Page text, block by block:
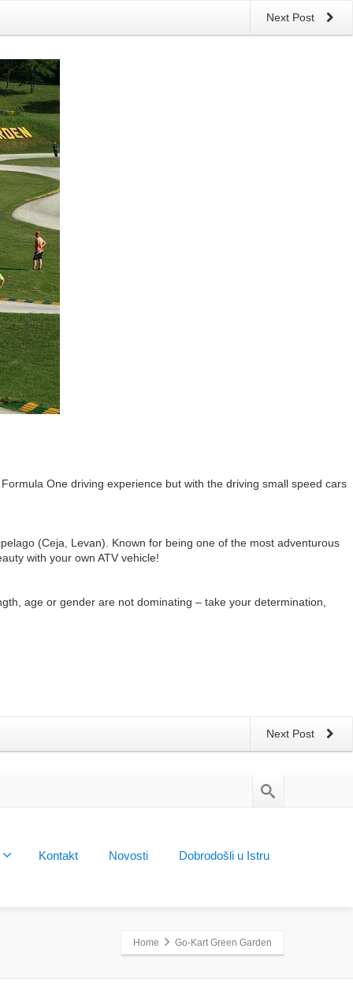
Next Post
One driving experience but with the driving small speed cars
(Ceja, Levan). Known for being one of the most adventurous
with your own ATV vehicle!
age or gender are not dominating – take your determination,
Next Post
Kontakt Novosti Dobrodošli u Istru
Home Go-Kart Green Garden